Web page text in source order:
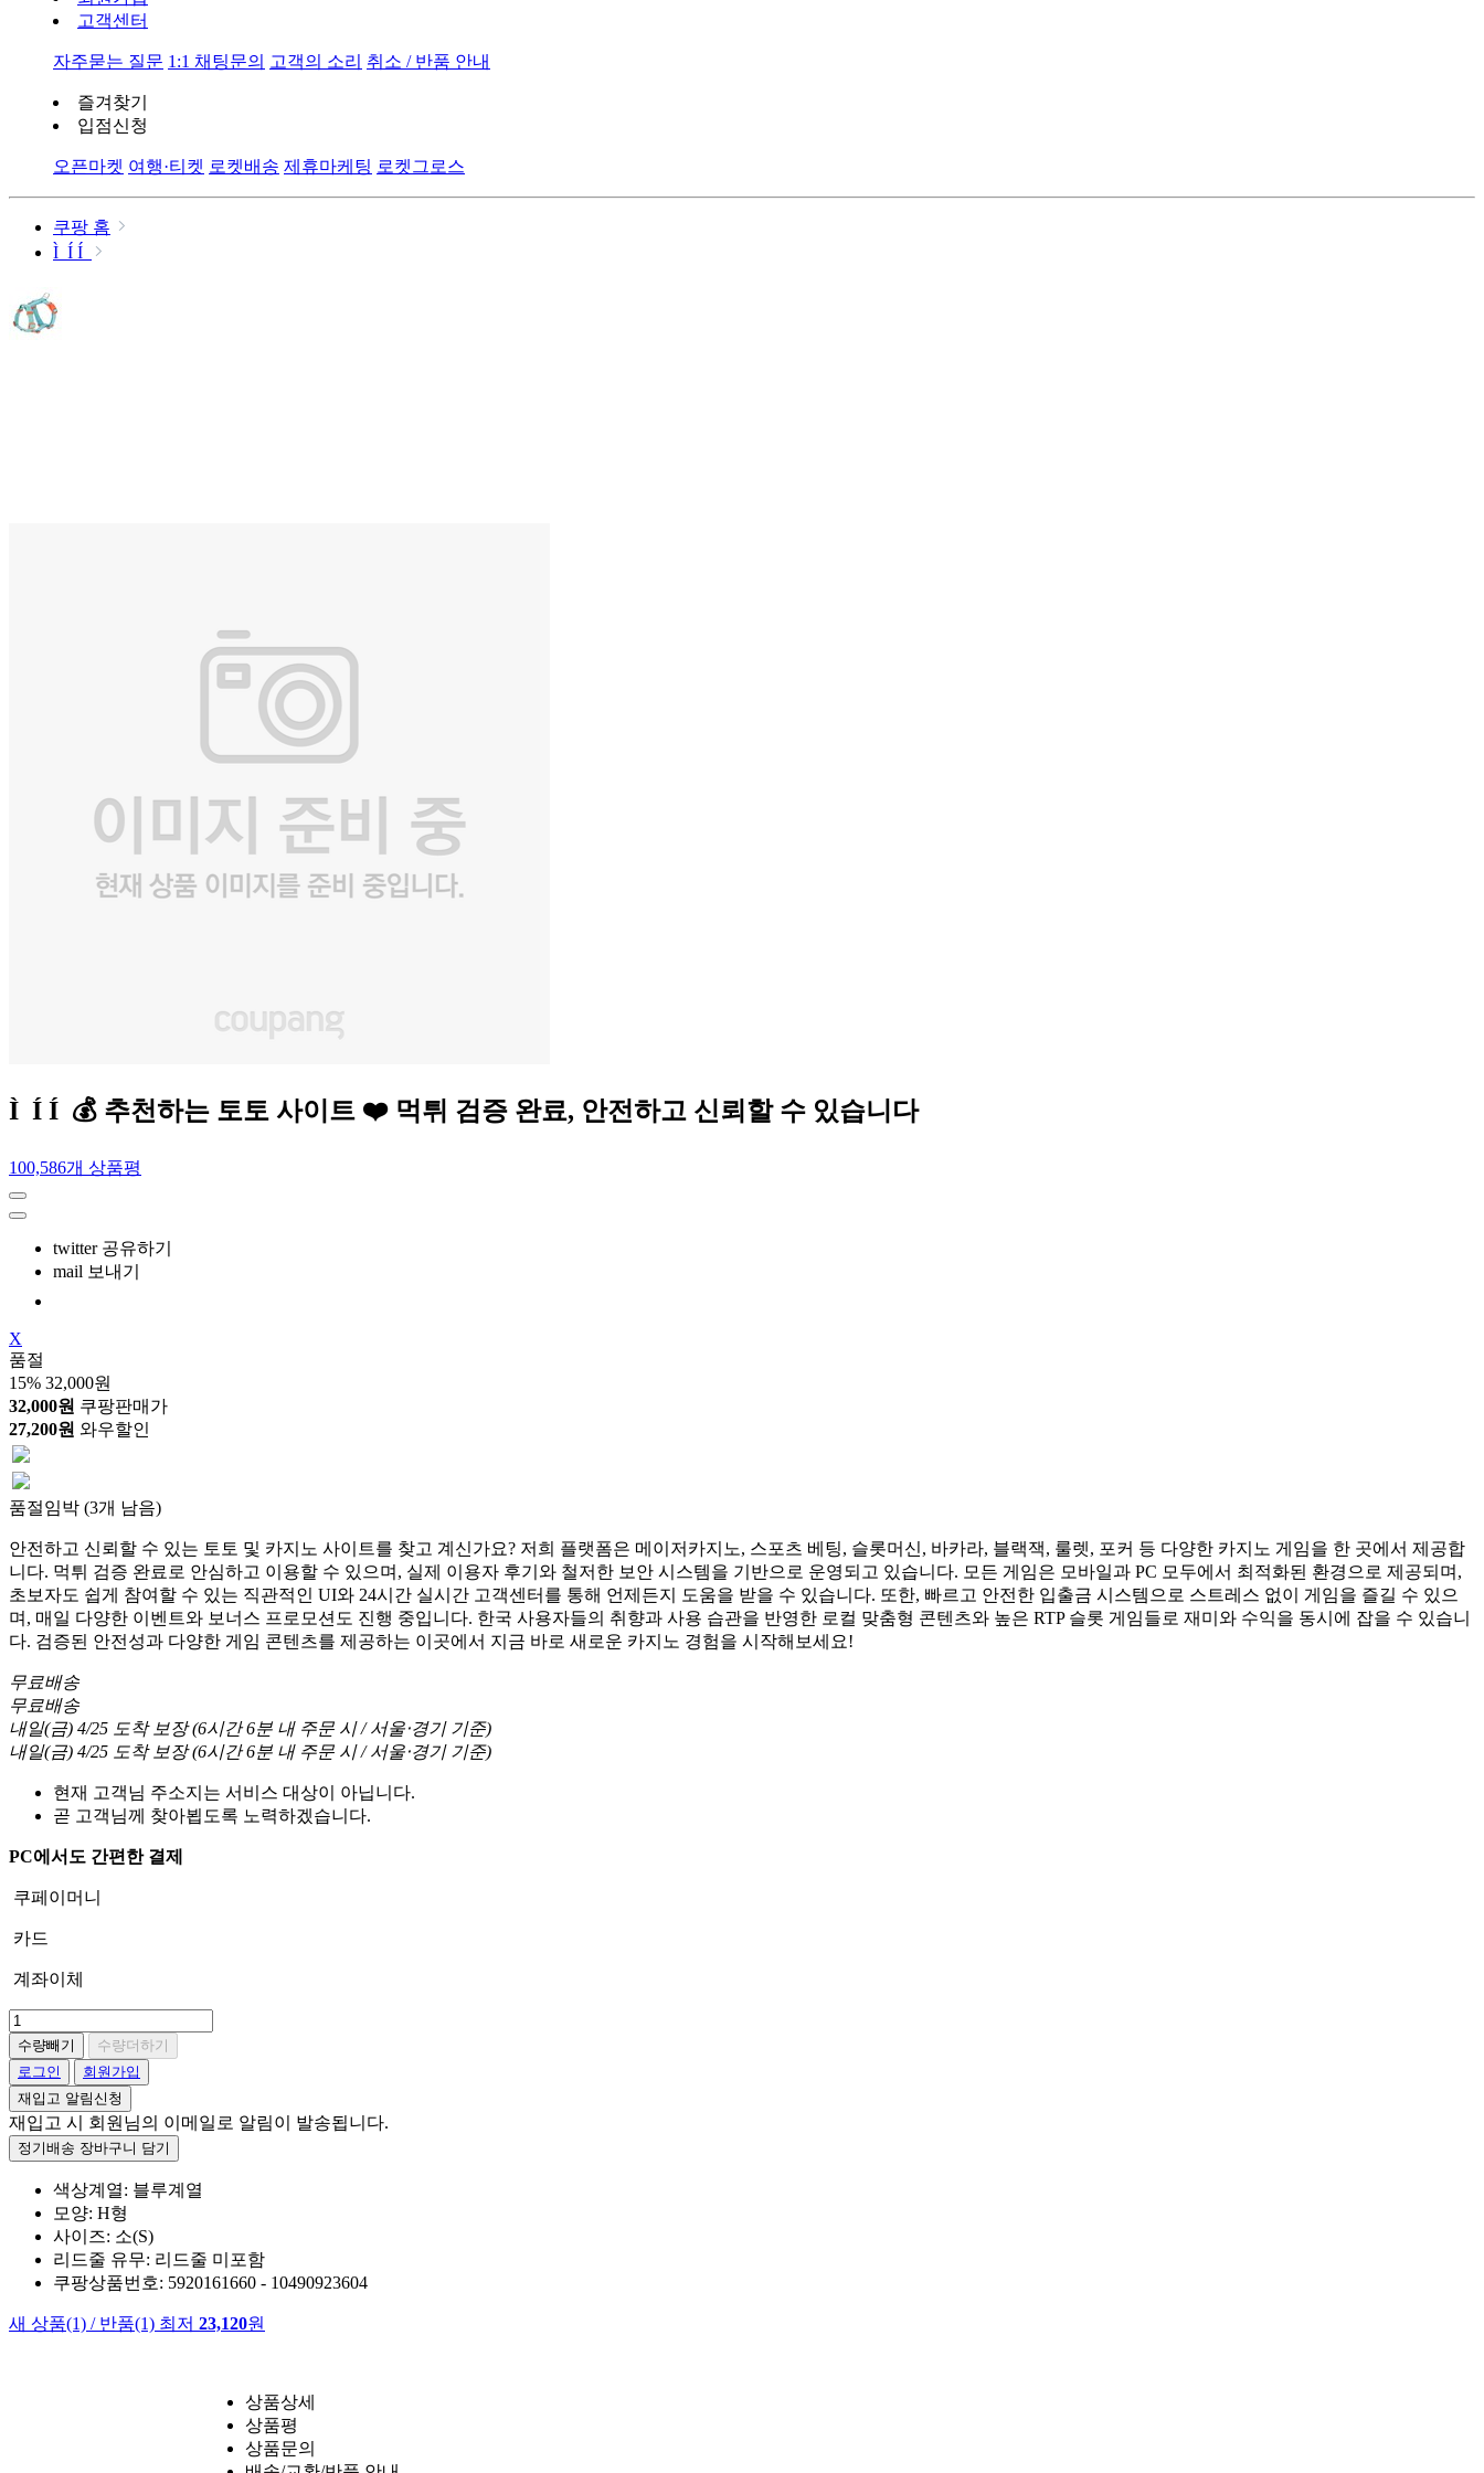
고객센터
자주묻는 질문 1:1 채팅문의 고객의 소리 취소 / 반품 안내
즐겨찾기
입점신청
오픈마켓 여행·티켓 로켓배송 제휴마케팅 로켓그로스
쿠팡 홈
Ì Í Í
Ì Í Í 💰 추천하는 토토 사이트 ❤️ 먹튀 검증 완료, 안전하고 신뢰할 수 있습니다
100,586개 상품평
twitter 공유하기
mail 보내기
X
품절
15% 32,000원
32,000원 쿠팡판매가
27,200원 와우할인
품절임박 (3개 남음)
안전하고 신뢰할 수 있는 토토 및 카지노 사이트를 찾고 계신가요? 저희 플랫폼은 메이저카지노, 스포츠 베팅, 슬롯머신, 바카라, 블랙잭, 룰렛, 포커 등 다양한 카지노 게임을 한 곳에서 제공합
니다. 먹튀 검증 완료로 안심하고 이용할 수 있으며, 실제 이용자 후기와 철저한 보안 시스템을 기반으로 운영되고 있습니다. 모든 게임은 모바일과 PC 모두에서 최적화된 환경으로 제공되며,
초보자도 쉽게 참여할 수 있는 직관적인 UI와 24시간 실시간 고객센터를 통해 언제든지 도움을 받을 수 있습니다. 또한, 빠르고 안전한 입출금 시스템으로 스트레스 없이 게임을 즐길 수 있으
며, 매일 다양한 이벤트와 보너스 프로모션도 진행 중입니다. 한국 사용자들의 취향과 사용 습관을 반영한 로컬 맞춤형 콘텐츠와 높은 RTP 슬롯 게임들로 재미와 수익을 동시에 잡을 수 있습니
다. 검증된 안전성과 다양한 게임 콘텐츠를 제공하는 이곳에서 지금 바로 새로운 카지노 경험을 시작해보세요!
무료배송
무료배송
내일(금) 4/25 도착 보장(6시간 6분 내 주문 시/ 서울⋅경기 기준)
내일(금) 4/25 도착 보장(6시간 6분 내 주문 시/ 서울⋅경기 기준)
현재 고객님 주소지는 서비스 대상이 아닙니다.
곧 고객님께 찾아뵙도록 노력하겠습니다.
PC에서도 간편한 결제
쿠페이머니
카드
계좌이체
수량빼기
수량더하기
로그인
회원가입
재입고 알림신청
재입고 시 회원님의 이메일로 알림이 발송됩니다.
정기배송 장바구니 담기
색상계열: 블루계열
모양: H형
사이즈: 소(S)
리드줄 유무: 리드줄 미포함
쿠팡상품번호: 5920161660 - 10490923604
새 상품(1) / 반품(1) 최저 23,120원
상품상세
상품평
상품문의